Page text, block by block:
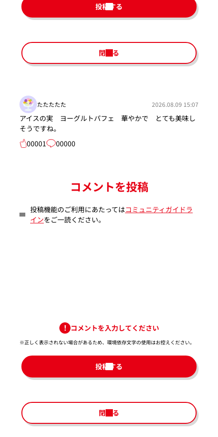
投稿する
閉じる
たたたたた 2026.08.09 15:07
アイスの実 ヨーグルトパフェ 華やかで とても美味し
そうですね。
00001
00000
コメントを投稿
投稿機能のご利用にあたってはコミュニティガイドラ
インをご一読ください。
コメントを入力してください
※正しく表示されない場合があるため、環境依存文字の使用はお控えください。​
投稿する
閉じる